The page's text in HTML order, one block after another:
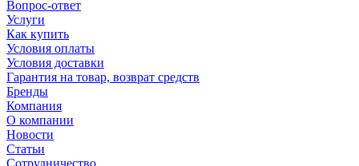
Вопрос-ответ
Услуги
Как купить
Условия оплаты
Условия доставки
Гарантия на товар, возврат средств
Бренды
Компания
О компании
Новости
Статьи
Сотрудничество